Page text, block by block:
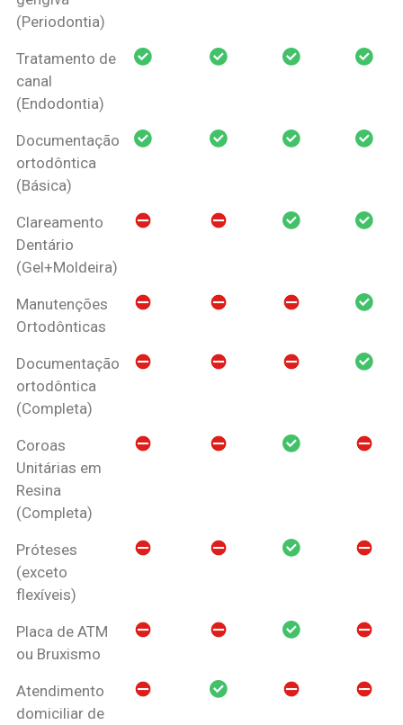
(Periodontia)
Tratamento de
canal
(Endodontia)
Documentação
ortodôntica
(Básica)
Clareamento
Dentário
(Gel+Moldeira)
Manutenções
Ortodônticas
Documentação
ortodôntica
(Completa)
Coroas
Unitárias em
Resina
(Completa)
Próteses
(exceto
flexíveis)
Placa de ATM
ou Bruxismo
Atendimento
domiciliar de